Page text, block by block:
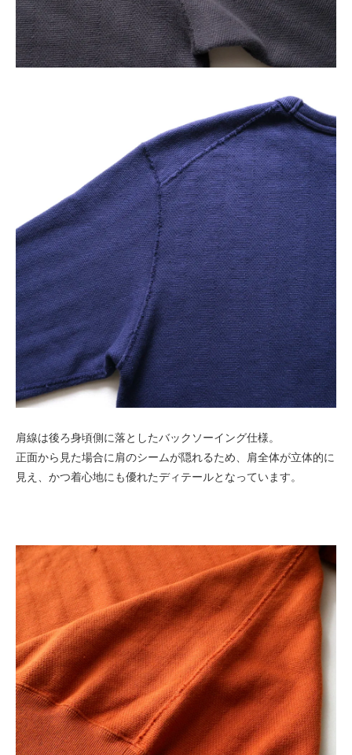
肩線は後ろ身頃側に落としたバックソーイング仕様。
正面から見た場合に肩のシームが隠れるため、肩全体が立体的に
見え、かつ着心地にも優れたディテールとなっています。